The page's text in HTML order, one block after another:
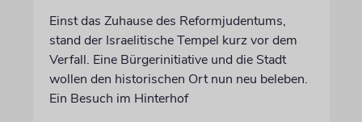
Einst das Zuhause des Reformjudentums,
stand der Israelitische Tempel kurz vor dem
Verfall. Eine Bürgerinitiative und die Stadt
wollen den historischen Ort nun neu beleben.
Ein Besuch im Hinterhof